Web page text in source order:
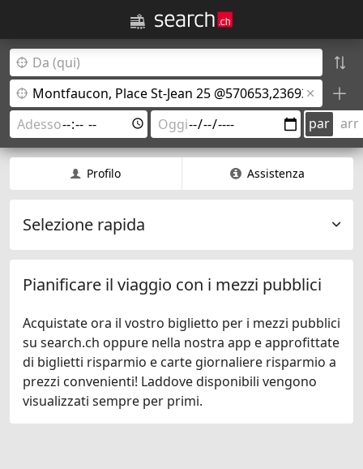
par arr
Profilo Assistenza
Selezione rapida
Pianificare il viaggio con i mezzi pubblici
Acquistate ora il vostro biglietto per i mezzi pubblici
su search.ch oppure nella nostra app e approfittate
di biglietti risparmio e carte giornaliere risparmio a
prezzi convenienti! Laddove disponibili vengono
visualizzati sempre per primi.